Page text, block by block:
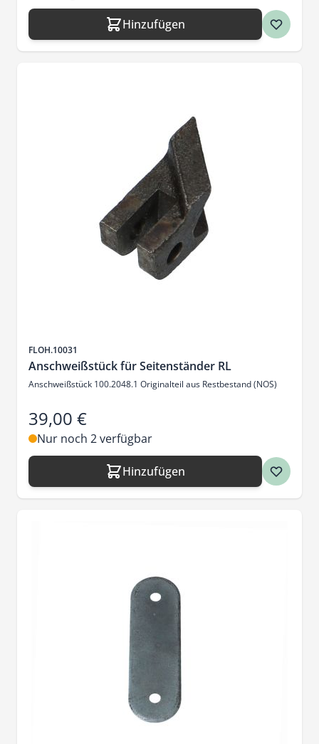
Hinzufügen
Artikelnr.
FLOH.10031
Anschweißstück für Seitenständer RL
Anschweißstück 100.2048.1 Originalteil aus Restbestand (NOS)
39,00 €
Nur noch 2 verfügbar
Hinzufügen